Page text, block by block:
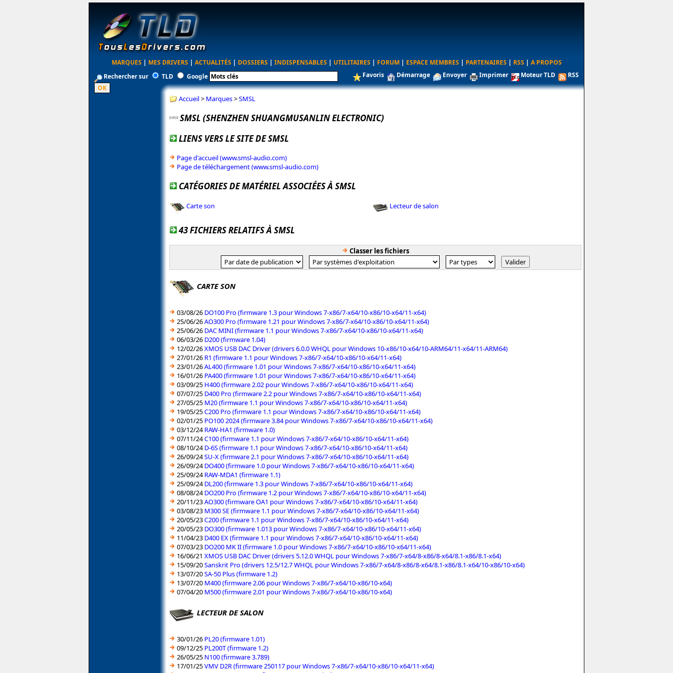
MARQUES | MES DRIVERS | ACTUALITÉS | DOSSIERS | INDISPENSABLES | UTILITAIRES | FORUM | ESPACE MEMBRES | PARTENAIRES | RSS | A PROPOS
Rechercher sur
TLD Google Favoris Démarrage Envoyer Imprimer Moteur TLD RSS
Accueil> Marques>SMSL
SMSL (SHENZHEN SHUANGMUSANLIN ELECTRONIC)
LIENS VERS LE SITE DE SMSL
Page d'accueil (www.smsl-audio.com)
Page de téléchargement (www.smsl-audio.com)
CATÉGORIES DE MATÉRIEL ASSOCIÉES À SMSL
Carte son Lecteur de salon
43 FICHIERS RELATIFS À SMSL
Classer les fichiers
CARTE SON
03/08/26 DO100 Pro (firmware 1.3 pour Windows 7-x86/7-x64/10-x86/10-x64/11-x64)
25/06/26AO300 Pro (firmware 1.21 pour Windows 7-x86/7-x64/10-x86/10-x64/11-x64)
25/06/26 DAC MINI (firmware 1.1 pour Windows 7-x86/7-x64/10-x86/10-x64/11-x64)
06/03/26 D200 (firmware 1.04)
12/02/26XMOS USB DAC Driver (drivers 6.0.0 WHQL pour Windows 10-x86/10-x64/10-ARM64/11-x64/11-ARM64)
27/01/26 R1 (firmware 1.1 pour Windows 7-x86/7-x64/10-x86/10-x64/11-x64)
23/01/26AL400 (firmware 1.01 pour Windows 7-x86/7-x64/10-x86/10-x64/11-x64)
16/01/26 PA400 (firmware 1.01 pour Windows 7-x86/7-x64/10-x86/10-x64/11-x64)
03/09/25 H400 (firmware 2.02 pour Windows 7-x86/7-x64/10-x86/10-x64/11-x64)
07/07/25 D400 Pro (firmware 2.2 pour Windows 7-x86/7-x64/10-x86/10-x64/11-x64)
27/05/25 M20 (firmware 1.1 pour Windows 7-x86/7-x64/10-x86/10-x64/11-x64)
19/05/25C200 Pro (firmware 1.1 pour Windows 7-x86/7-x64/10-x86/10-x64/11-x64)
02/01/25 PO100 2024 (firmware 3.84 pour Windows 7-x86/7-x64/10-x86/10-x64/11-x64)
03/12/24RAW-HA1 (firmware 1.0)
07/11/24C100 (firmware 1.1 pour Windows 7-x86/7-x64/10-x86/10-x64/11-x64)
08/10/24D-6S (firmware 1.1 pour Windows 7-x86/7-x64/10-x86/10-x64/11-x64)
26/09/24SU-X (firmware 2.1 pour Windows 7-x86/7-x64/10-x86/10-x64/11-x64)
26/09/24DO400 (firmware 1.0 pour Windows 7-x86/7-x64/10-x86/10-x64/11-x64)
25/09/24RAW-MDA1 (firmware 1.1)
25/09/24DL200 (firmware 1.3 pour Windows 7-x86/7-x64/10-x86/10-x64/11-x64)
08/08/24DO200 Pro (firmware 1.2 pour Windows 7-x86/7-x64/10-x86/10-x64/11-x64)
20/11/23AO300 (firmware OA1 pour Windows 7-x86/7-x64/10-x86/10-x64/11-x64)
03/08/23 M300 SE (firmware 1.1 pour Windows 7-x86/7-x64/10-x86/10-x64/11-x64)
20/05/23C200 (firmware 1.1 pour Windows 7-x86/7-x64/10-x86/10-x64/11-x64)
20/05/23 DO300 (firmware 1.013 pour Windows 7-x86/7-x64/10-x86/10-x64/11-x64)
11/04/23 D400 EX (firmware 1.1 pour Windows 7-x86/7-x64/10-x86/10-x64/11-x64)
07/03/23 DO200 MK II (firmware 1.0 pour Windows 7-x86/7-x64/10-x86/10-x64/11-x64)
16/06/21 XMOS USB DAC Driver (drivers 5.12.0 WHQL pour Windows 7-x86/7-x64/8-x86/8-x64/8.1-x86/8.1-x64)
15/09/20Sanskrit Pro (drivers 12.5/12.7 WHQL pour Windows 7-x86/7-x64/8-x86/8-x64/8.1-x86/8.1-x64/10-x86/10-x64)
13/07/20SA-50 Plus (firmware 1.2)
13/07/20 M400 (firmware 2.06 pour Windows 7-x86/7-x64/10-x86/10-x64)
07/04/20 M500 (firmware 2.01 pour Windows 7-x86/7-x64/10-x86/10-x64)
LECTEUR DE SALON
30/01/26 PL20 (firmware 1.01)
09/12/25 PL200T (firmware 1.2)
26/05/25 N100 (firmware 3.789)
17/01/25VMV D2R (firmware 250117 pour Windows 7-x86/7-x64/10-x86/10-x64/11-x64)